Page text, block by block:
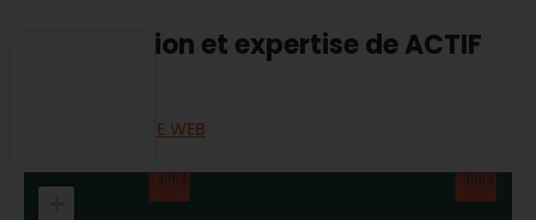
Présentation et expertise de ACTIF
ALLER SUR LE SITE WEB